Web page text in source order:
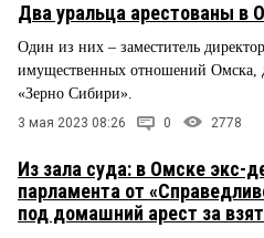
Два уральца арестованы в
Один из них – заместитель
имущественных отношений Омска,
«Зерно Сибири».
3 мая 2023 08:26 0 2778
Из зала суда: в Омске экс-
парламента от
под домашний арест за